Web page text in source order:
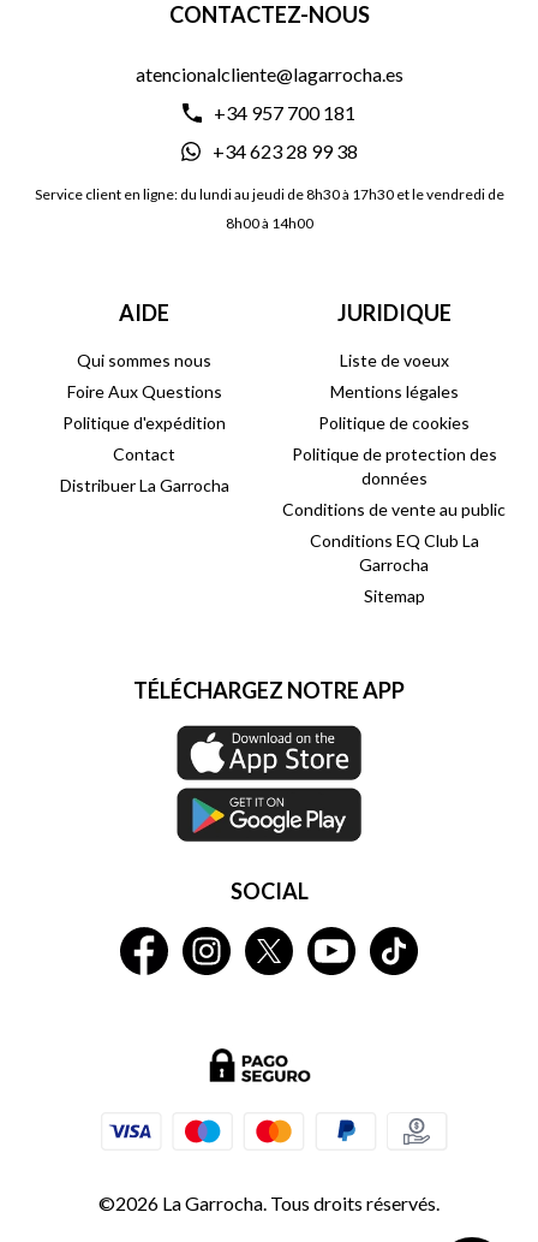
CONTACTEZ-NOUS
atencionalcliente@lagarrocha.es
+34 957 700 181
+34 623 28 99 38
Service client en ligne: du lundi au jeudi de 8h30 à 17h30 et le vendredi de
8h00 à 14h00
AIDE
Qui sommes nous
Foire Aux Questions
Politique d'expédition
Contact
Distribuer La Garrocha
JURIDIQUE
Liste de voeux
Mentions légales
Politique de cookies
Politique de protection des
données
Conditions de vente au public
Conditions EQ Club La
Garrocha
Sitemap
TÉLÉCHARGEZ NOTRE APP
SOCIAL
©2026 La Garrocha. Tous droits réservés.